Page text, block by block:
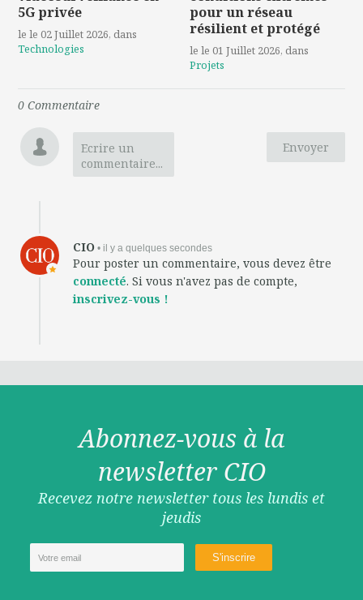
5G privée
le le 02 Juillet 2026, dans
Technologies
pour un réseau
résilient et protégé
le le 01 Juillet 2026, dans
Projets
0 Commentaire
Envoyer
Ecrire un
commentaire...
CIO • il y a quelques secondes
Pour poster un commentaire, vous devez être
connecté. Si vous n'avez pas de compte,
inscrivez-vous !
Abonnez-vous à la
newsletter CIO
Recevez notre newsletter tous les lundis et
jeudis